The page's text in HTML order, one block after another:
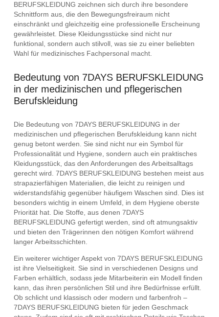
BERUFSKLEIDUNG zeichnen sich durch ihre besondere
Schnittform aus, die den Bewegungsfreiraum nicht
einschränkt und gleichzeitig eine professionelle Erscheinung
gewährleistet. Diese Kleidungsstücke sind nicht nur
funktional, sondern auch stilvoll, was sie zu einer beliebten
Wahl für medizinisches Fachpersonal macht.
Bedeutung von 7DAYS BERUFSKLEIDUNG
in der medizinischen und pflegerischen
Berufskleidung
Die Bedeutung von 7DAYS BERUFSKLEIDUNG in der
medizinischen und pflegerischen Berufskleidung kann nicht
genug betont werden. Sie sind nicht nur ein Symbol für
Professionalität und Hygiene, sondern auch ein praktisches
Kleidungsstück, das den Anforderungen des Arbeitsalltags
gerecht wird. 7DAYS BERUFSKLEIDUNG bestehen meist aus
strapazierfähigen Materialien, die leicht zu reinigen und
widerstandsfähig gegenüber häufigem Waschen sind. Dies ist
besonders wichtig in einem Umfeld, in dem Hygiene oberste
Priorität hat. Die Stoffe, aus denen 7DAYS
BERUFSKLEIDUNG gefertigt werden, sind oft atmungsaktiv
und bieten den Trägerinnen den nötigen Komfort während
langer Arbeitsschichten.
Ein weiterer wichtiger Aspekt von 7DAYS BERUFSKLEIDUNG
ist ihre Vielseitigkeit. Sie sind in verschiedenen Designs und
Farben erhältlich, sodass jede Mitarbeiterin ein Modell finden
kann, das ihren persönlichen Stil und ihre Bedürfnisse erfüllt.
Ob schlicht und klassisch oder modern und farbenfroh –
7DAYS BERUFSKLEIDUNG bieten für jeden Geschmack